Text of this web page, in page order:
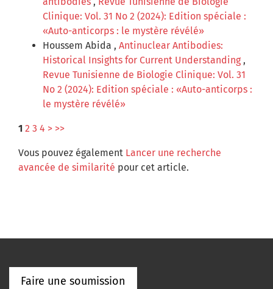
Clinique: Vol. 31 No 2 (2024): Edition spéciale :
«Auto-anticorps : le mystère révélé»
Houssem Abida , Antinuclear Antibodies:
Historical Insights for Current Understanding,
Revue Tunisienne de Biologie Clinique: Vol. 31
No 2 (2024): Edition spéciale : «Auto-anticorps :
le mystère révélé»
1 2 3 4 > >>
Vous pouvez également Lancer une recherche
avancée de similarité pour cet article.
Faire une soumission